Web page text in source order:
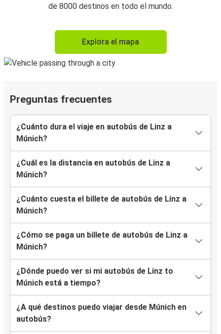
de 8000 destinos en todo el mundo.
Explora el mapa
Preguntas frecuentes
¿Cuánto dura el viaje en autobús de Linz a
Múnich?
¿Cuál es la distancia en autobús de Linz a
Múnich?
¿Cuánto cuesta el billete de autobús de Linz a
Múnich?
¿Cómo se paga un billete de autobús de Linz a
Múnich?
¿Dónde puedo ver si mi autobús de Linz to
Múnich está a tiempo?
¿A qué destinos puedo viajar desde Múnich en
autobús?